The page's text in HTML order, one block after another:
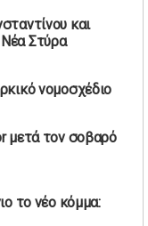
και
Στύρα
νομοσχέδιο
μετά τον σοβαρό
το νέο κόμμα: